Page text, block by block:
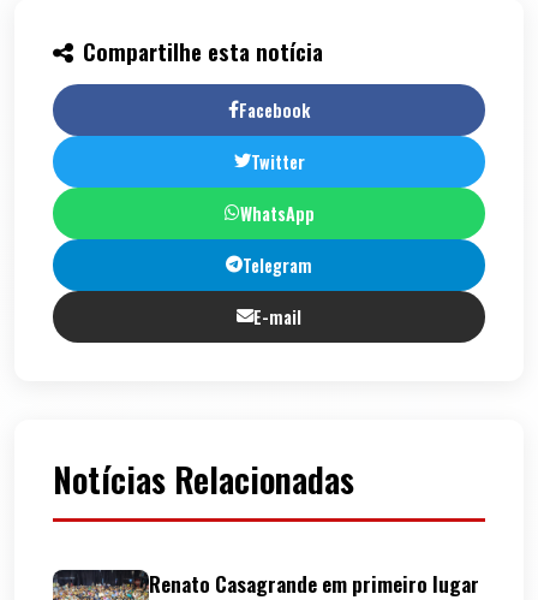
Compartilhe esta notícia
Facebook
Twitter
WhatsApp
Telegram
E-mail
Notícias Relacionadas
Renato Casagrande em primeiro lugar